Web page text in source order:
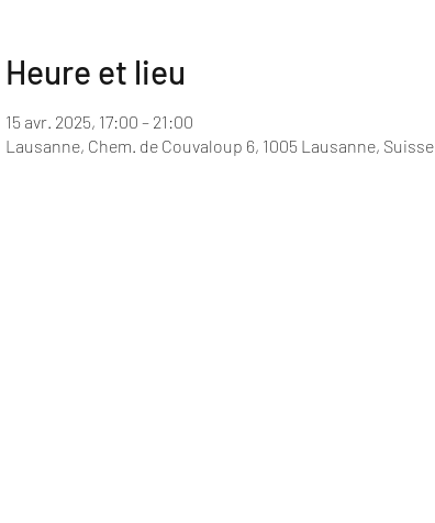
Heure et lieu
15 avr. 2025, 17:00 – 21:00
Lausanne, Chem. de Couvaloup 6, 1005 Lausanne, Suisse